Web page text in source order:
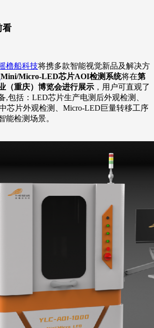
看
橹船科技将携多款智能视觉新品及解决方
Mini/Micro-LED芯片AOI检测系统将在第
（重庆）博览会进行展示 ，用户可直观了
,包括：LED芯片生产电测后外观检测、
芯片外观检测、Micro-LED巨量转移工序
能检测场景。